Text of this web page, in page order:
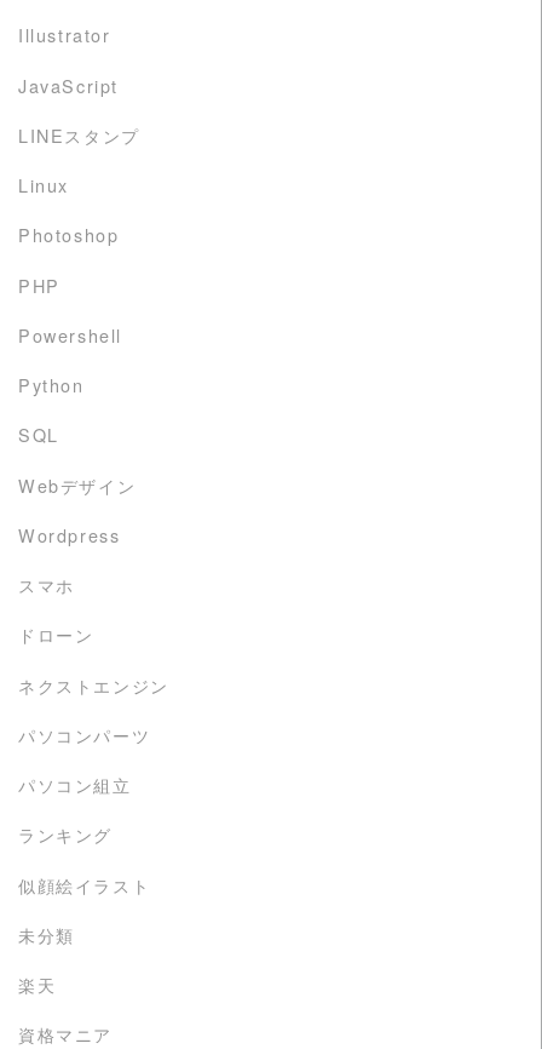
Illustrator
JavaScript
LINEスタンプ
Linux
Photoshop
PHP
Powershell
Python
SQL
Webデザイン
Wordpress
スマホ
ドローン
ネクストエンジン
パソコンパーツ
パソコン組立
ランキング
似顔絵イラスト
未分類
楽天
資格マニア